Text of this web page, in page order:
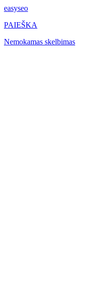
easyseo
PAIEŠKA
Nemokamas skelbimas